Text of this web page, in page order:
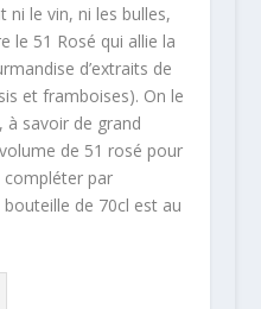
ni le vin, ni les bulles,
le 51 Rosé qui allie la
d’extraits de
et framboises). On le
à savoir de grand
de 51 rosé pour
compléter par
de 70cl est au